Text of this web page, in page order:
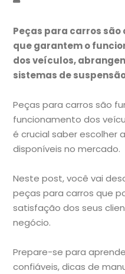
Peças para carros
que garantem o
dos veículos,
sistemas de
Peças para carros são
funcionamento dos
é crucial saber escolher
disponíveis no mercado.
Neste post, você vai
peças para carros que
satisfação dos seus
negócio.
Prepare-se para
confiáveis, dicas de